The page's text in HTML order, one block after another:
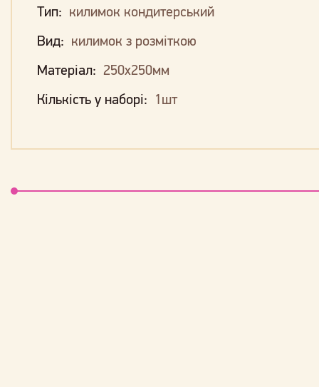
Тип: килимок кондитерський
Вид: килимок з розміткою
Матеріал: 250х250мм
Кількість у наборі: 1шт